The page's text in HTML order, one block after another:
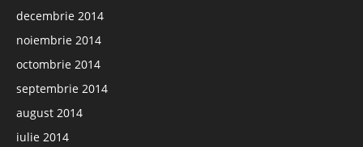
decembrie 2014
noiembrie 2014
octombrie 2014
septembrie 2014
august 2014
iulie 2014